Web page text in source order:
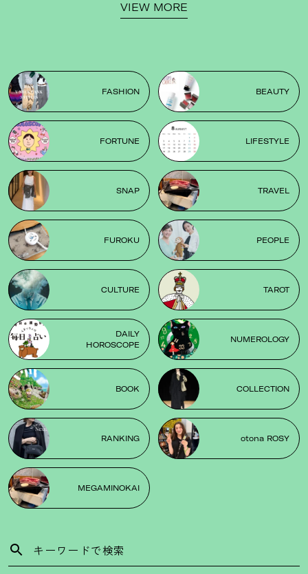
VIEW MORE
FASHION BEAUTY
FORTUNE LIFESTYLE
SNAP TRAVEL
FUROKU PEOPLE
CULTURE TAROT
DAILY
HOROSCOPE
NUMEROLOGY
BOOK COLLECTION
RANKING otona ROSY
MEGAMINOKAI